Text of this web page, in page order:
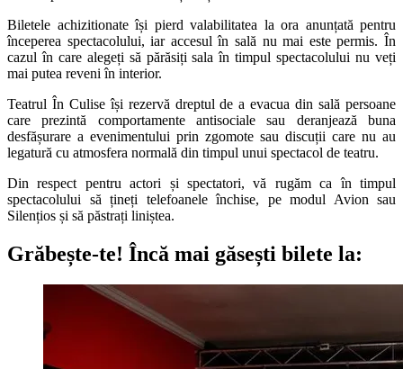
Biletele achizitionate își pierd valabilitatea la ora anunțată pentru
începerea spectacolului, iar accesul în sală nu mai este permis. În
cazul în care alegeți să părăsiți sala în timpul spectacolului nu veți
mai putea reveni în interior.
Teatrul În Culise își rezervă dreptul de a evacua din sală persoane
care prezintă comportamente antisociale sau deranjează buna
desfășurare a evenimentului prin zgomote sau discuții care nu au
legatură cu atmosfera normală din timpul unui spectacol de teatru.
Din respect pentru actori și spectatori, vă rugăm ca în timpul
spectacolului să țineți telefoanele închise, pe modul Avion sau
Silențios și să păstrați liniștea.
Grăbește-te! Încă mai găsești bilete la: